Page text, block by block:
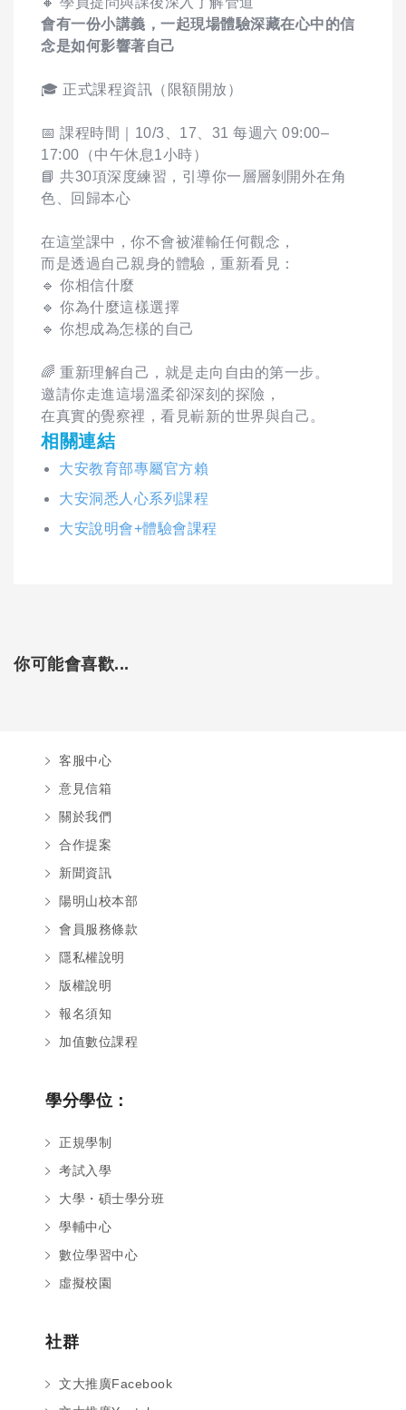
會有一份小講義，一起現場體驗深藏在心中的信
念是如何影響著自己
🎓 正式課程資訊（限額開放）
📅 課程時間｜10/3、17、31 每週六 09:00–
17:00（中午休息1小時）
📘 共30項深度練習，引導你一層層剝開外在角
色、回歸本心
在這堂課中，你不會被灌輸任何觀念，
而是透過自己親身的體驗，重新看見：
🔹 你相信什麼
🔹 你為什麼這樣選擇
🔹 你想成為怎樣的自己
🌈 重新理解自己，就是走向自由的第一步。
邀請你走進這場溫柔卻深刻的探險，
在真實的覺察裡，看見嶄新的世界與自己。
相關連結
大安教育部專屬官方賴
大安洞悉人心系列課程
大安說明會+體驗會課程
你可能會喜歡...
客服中心
意見信箱
關於我們
合作提案
新聞資訊
陽明山校本部
會員服務條款
隱私權說明
版權說明
報名須知
加值數位課程
學分學位：
正規學制
考試入學
大學・碩士學分班
學輔中心
數位學習中心
虛擬校園
社群
文大推廣Facebook